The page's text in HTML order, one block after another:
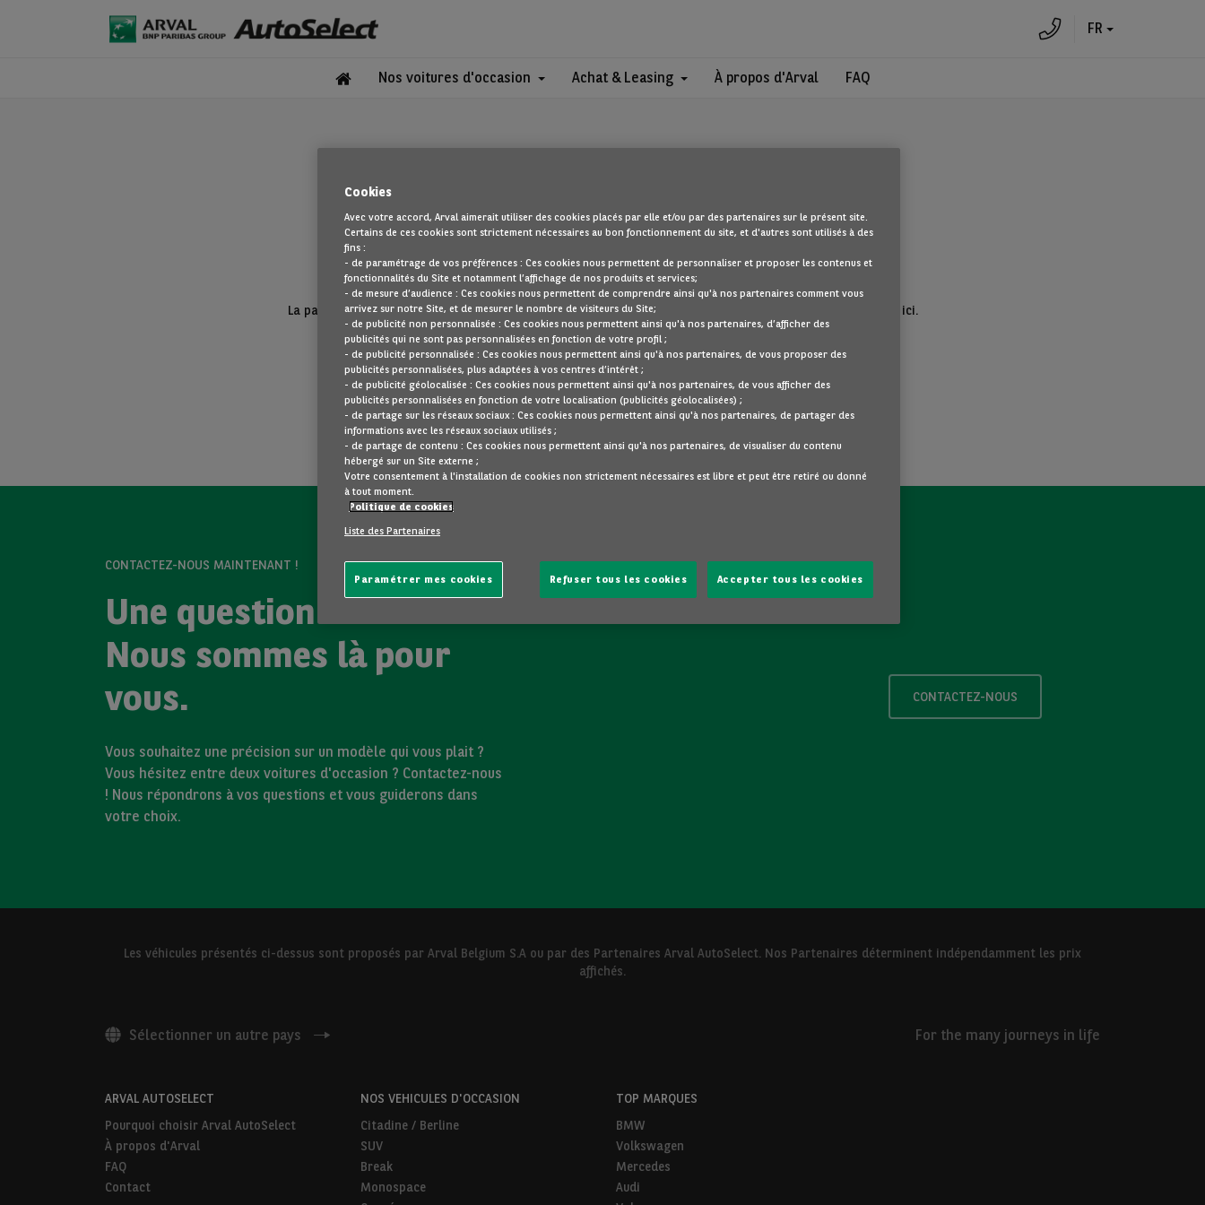
FR
Nos voitures d'occasion Achat & Leasing À propos d'Arval FAQ
OUPS !
La page que vous recherchez semble introuvable. Dirigez-vous à nouveau vers la page d'accueil en cliquant ici.
REVENIR À NOTRE PAGE D’ACCUEIL
VOIR TOUS NOS VÉHICULES
CONTACTEZ-NOUS MAINTENANT !
Une question ?
Nous sommes là pour
vous.
Vous souhaitez une précision sur un modèle qui vous plait ?
Vous hésitez entre deux voitures d'occasion ? Contactez-nous
! Nous répondrons à vos questions et vous guiderons dans
votre choix.
CONTACTEZ-NOUS
Les véhicules présentés ci-dessus sont proposés par Arval Belgium S.A ou par des Partenaires Arval AutoSelect. Nos Partenaires déterminent indépendamment les prix
affichés.
Sélectionner un autre pays For the many journeys in life
ARVAL AUTOSELECT
Pourquoi choisir Arval AutoSelect
À propos d'Arval
FAQ
Contact
NOS VEHICULES D'OCCASION
Citadine / Berline
SUV
Break
Monospace
TOP MARQUES
BMW
Volkswagen
Mercedes
Audi
Cookies
Avec votre accord, Arval aimerait utiliser des cookies placés par elle et/ou par des partenaires sur le présent site.
Certains de ces cookies sont strictement nécessaires au bon fonctionnement du site, et d'autres sont utilisés à des
fins :
- de paramétrage de vos préférences : Ces cookies nous permettent de personnaliser et proposer les contenus et
fonctionnalités du Site et notamment l’affichage de nos produits et services;
- de mesure d’audience : Ces cookies nous permettent de comprendre ainsi qu'à nos partenaires comment vous
arrivez sur notre Site, et de mesurer le nombre de visiteurs du Site;
- de publicité non personnalisée : Ces cookies nous permettent ainsi qu'à nos partenaires, d’afficher des
publicités qui ne sont pas personnalisées en fonction de votre profil ;
- de publicité personnalisée : Ces cookies nous permettent ainsi qu'à nos partenaires, de vous proposer des
publicités personnalisées, plus adaptées à vos centres d’intérêt ;
- de publicité géolocalisée : Ces cookies nous permettent ainsi qu'à nos partenaires, de vous afficher des
publicités personnalisées en fonction de votre localisation (publicités géolocalisées) ;
- de partage sur les réseaux sociaux : Ces cookies nous permettent ainsi qu'à nos partenaires, de partager des
informations avec les réseaux sociaux utilisés ;
- de partage de contenu : Ces cookies nous permettent ainsi qu'à nos partenaires, de visualiser du contenu
hébergé sur un Site externe ;
Votre consentement à l'installation de cookies non strictement nécessaires est libre et peut être retiré ou donné
à tout moment.
Politique de cookies
Liste des Partenaires
Paramétrer mes cookies Refuser tous les cookies Accepter tous les cookies